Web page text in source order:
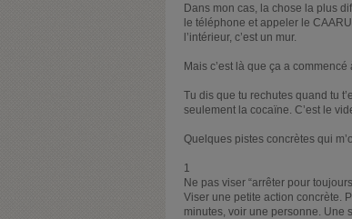
Dans mon cas, la chose la plus
le téléphone et appeler le
l’intérieur, c’est un mur.
Mais c’est là que ça a commencé
Tu dis que tu rechutes quand tu
seulement la cocaïne. C’est le
Quelques pistes concrètes qui
1
Ne pas viser “arrêter pour
Viser une petite action concrète.
minutes, voir une personne. Une